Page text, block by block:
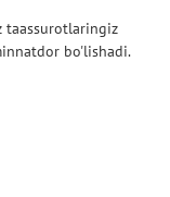
taassurotlaringiz
bo'lishadi.